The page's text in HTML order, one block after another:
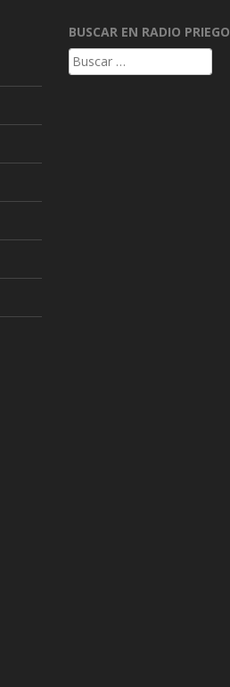
BUSCAR EN RADIO PRIEGO
Buscar: